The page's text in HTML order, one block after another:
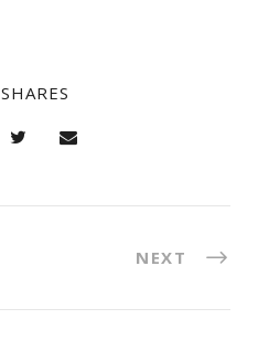
SHARES
NEXT